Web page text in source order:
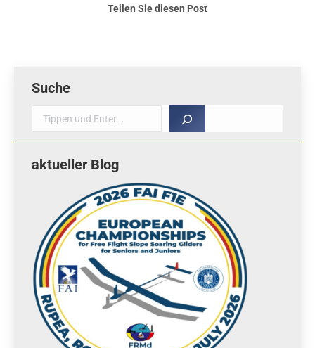
Teilen Sie diesen Post
Suche
Suche
aktueller Blog